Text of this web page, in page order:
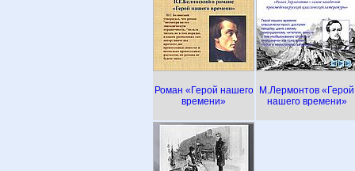
Роман «Герой нашего
времени»
М.Лермонтов «Герой
нашего времени»